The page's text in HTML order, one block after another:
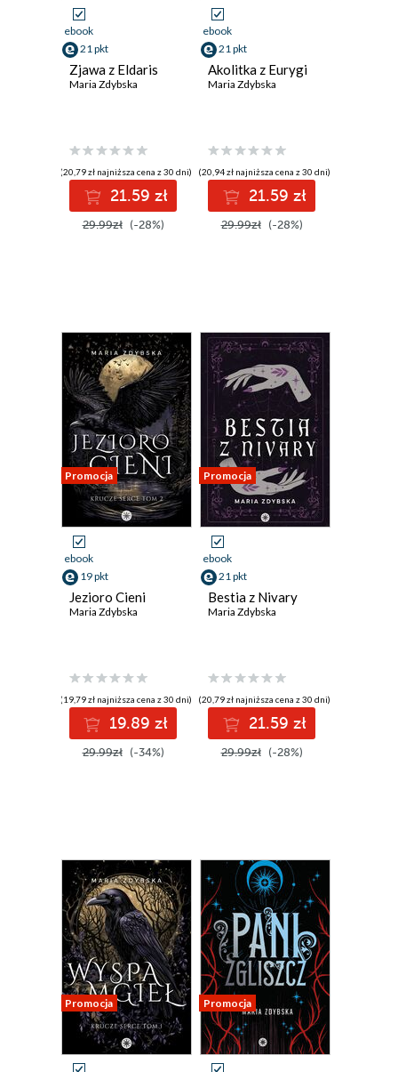
ebook
21 pkt
Zjawa z Eldaris
Maria Zdybska
(20,79 zł najniższa cena z 30 dni)
21.59 zł
29.99zł (-28%)
ebook
21 pkt
Akolitka z Eurygi
Maria Zdybska
(20,94 zł najniższa cena z 30 dni)
21.59 zł
29.99zł (-28%)
Promocja
ebook
19 pkt
Jezioro Cieni
Maria Zdybska
(19,79 zł najniższa cena z 30 dni)
19.89 zł
29.99zł (-34%)
Promocja
ebook
21 pkt
Bestia z Nivary
Maria Zdybska
(20,79 zł najniższa cena z 30 dni)
21.59 zł
29.99zł (-28%)
Promocja Promocja